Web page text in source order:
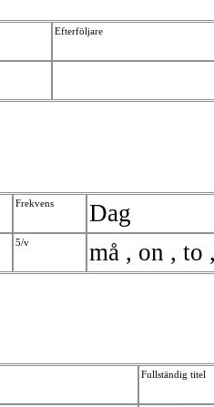
Efterföljare
Frekvens Dag
5/v må , on ,
Fullständig titel